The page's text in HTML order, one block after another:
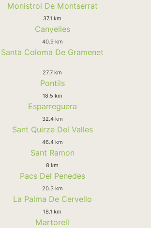
Monistrol De Montserrat
37.1 km
Canyelles
40.9 km
Santa Coloma De Gramenet
27.7 km
Pontils
18.5 km
Esparreguera
32.4 km
Sant Quirze Del Valles
46.4 km
Sant Ramon
8 km
Pacs Del Penedes
20.3 km
La Palma De Cervello
18.1 km
Martorell